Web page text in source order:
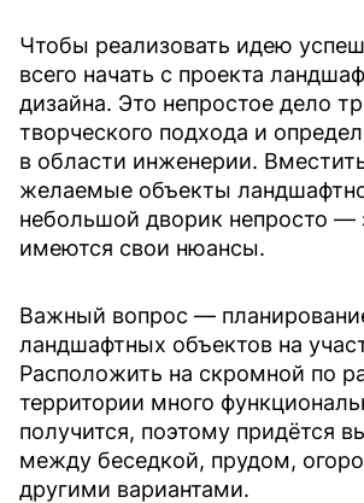
Чтобы реализовать идею
всего начать с проекта
дизайна. Это непростое дело
творческого подхода и
в области инженерии.
желаемые объекты
небольшой дворик непросто —
имеются свои нюансы.
Важный вопрос —
ландшафтных объектов на
Расположить на скромной по
территории много
получится, поэтому придётся
между беседкой, прудом,
другими вариантами.